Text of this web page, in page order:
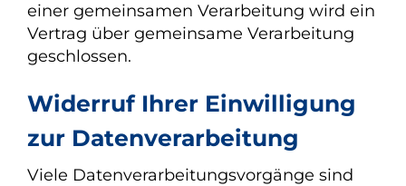
einer gemeinsamen Verarbeitung wird ein
Vertrag über gemeinsame Verarbeitung
geschlossen.
Widerruf Ihrer Einwilligung
zur Datenverarbeitung
Viele Datenverarbeitungsvorgänge sind